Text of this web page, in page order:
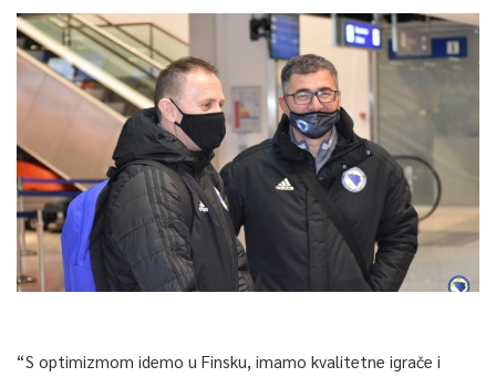
“S optimizmom idemo u Finsku, imamo kvalitetne igrače i